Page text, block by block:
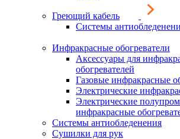
Греющий кабель
Системы
Инфракрасные обогреватели
Аксессуары для
обогревателей
Газовые инфракрасные
Электрические
Электрические
инфракрасные
Системы антиобледенения
Сушилки для рук